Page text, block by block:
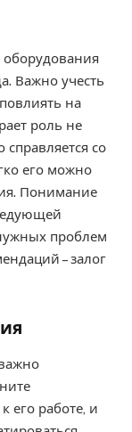
Важно учесть
на
роль не
со
его можно
Понимание
проблем
– залог
его работе, и